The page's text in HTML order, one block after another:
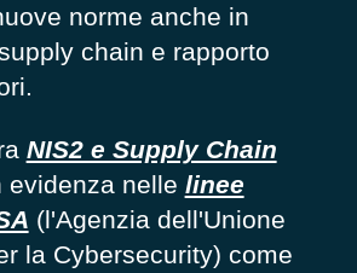
norme anche in
chain e rapporto
NIS2 e Supply Chain
evidenza nelle linee
(l'Agenzia dell'Unione
la Cybersecurity) come